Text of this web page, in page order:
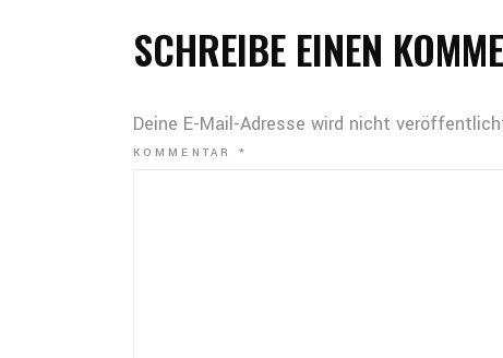
SCHREIBE EINEN
Deine E-Mail-Adresse wird nicht
KOMMENTAR*